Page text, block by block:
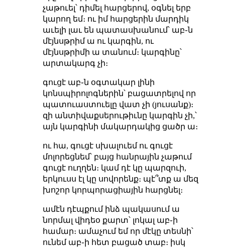
չաթուել՝ դիմել հարցերով, օգնել երբ
կարող եմ։ ու իմ հարցերին մարդիկ
աւելի լաւ են պատասխանում՝ աբ֊ն
մէյնսթրիմ ա ու կարգին, ու
մէյնսթրիմի ա տանում։ կարգինը՝
արտակարգ չի։
գուցէ աբ֊ն օգտակար լինի
կոնսպիրոլոգներին՝ բացատրելով որ
պատուաստուելը վատ չի (յուսանք)։
զի անտիվաքսերութիւնը կարգին չի,՝
այն կարգինի մակարդակից ցածր ա։
ու հա, գուցէ սխալուեմ ու գուցէ
մոլորեցնեմ՝ բայց հանրային չաթում
գուցէ ուղղեն։ կամ դէ կը պարզուի,
երկուսս էլ կը սովորենք։ պէ՞տք ա մեզ
խոշոր կորպորացիային հարցնել։
ամէն դէպքում ինձ պակասում ա
նորմալ վիդեօ քարտ՝ լոկալ աբ֊ի
համար։ ամաչում եմ որ մէկը տեսնի՝
ունեմ աբ֊ի հետ բացած տաբ։ իսկ